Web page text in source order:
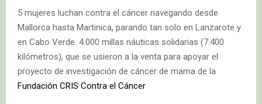
5 mujeres luchan contra el cáncer navegando desde
Mallorca hasta Martinica, parando tan solo en Lanzarote y
en Cabo Verde. 4.000 millas náuticas solidarias (7.400
kilómetros), que se usieron a la venta para apoyar el
proyecto de investigación de cáncer de mama de la
Fundación CRIS Contra el Cáncer